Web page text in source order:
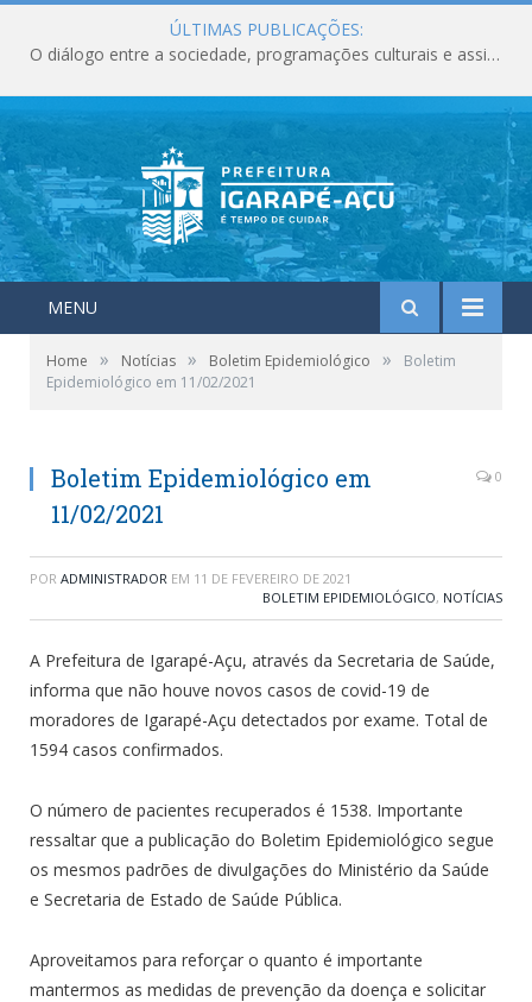
ÚLTIMAS PUBLICAÇÕES:
O diálogo entre a sociedade, programações culturais e assistência social deixam marcos importantes para o município em junho.
MENU
Home » Notícias » Boletim Epidemiológico »
Boletim
Epidemiológico em 11/02/2021
Boletim Epidemiológico em
11/02/2021
0
POR ADMINISTRADOR EM 11 DE FEVEREIRO DE 2021
BOLETIM EPIDEMIOLÓGICO, NOTÍCIAS
A Prefeitura de Igarapé-Açu, através da Secretaria de Saúde,
informa que não houve novos casos de covid-19 de
moradores de Igarapé-Açu detectados por exame. Total de
1594 casos confirmados.
O número de pacientes recuperados é 1538. Importante
ressaltar que a publicação do Boletim Epidemiológico segue
os mesmos padrões de divulgações do Ministério da Saúde
e Secretaria de Estado de Saúde Pública.
Aproveitamos para reforçar o quanto é importante
mantermos as medidas de prevenção da doença e solicitar